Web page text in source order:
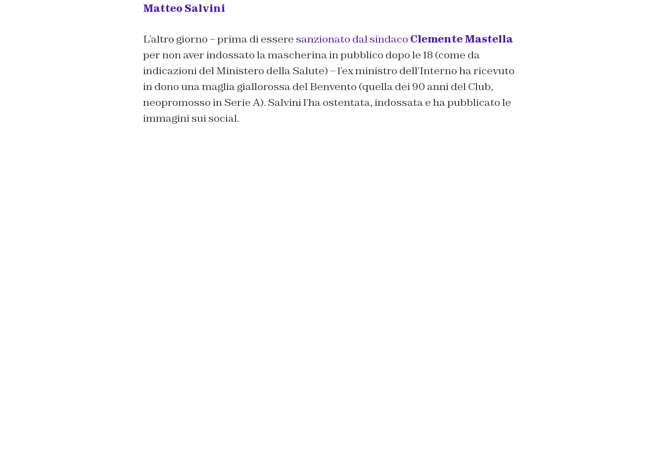
Matteo Salvini
L’altro giorno – prima di essere sanzionato dal sindaco Clemente Mastella
per non aver indossato la mascherina in pubblico dopo le 18 (come da
indicazioni del Ministero della Salute) – l’ex ministro dell’Interno ha ricevuto
in dono una maglia giallorossa del Benvento (quella dei 90 anni del Club,
neopromosso in Serie A). Salvini l’ha ostentata, indossata e ha pubblicato le
immagini sui social.